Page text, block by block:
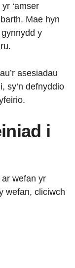
‘amser
Mae hyn
y
asesiadau
sy’n defnyddio
i
wefan yr
wefan, cliciwch